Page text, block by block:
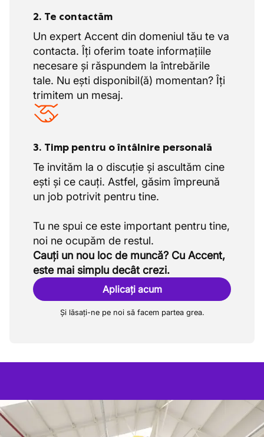
2. Te contactăm
Un expert Accent din domeniul tău te va
contacta. Îți oferim toate informațiile
necesare și răspundem la întrebările
tale. Nu ești disponibil(ă) momentan? Îți
trimitem un mesaj.
3. Timp pentru o întâlnire personală
Te invităm la o discuție și ascultăm cine
ești și ce cauți. Astfel, găsim împreună
un job potrivit pentru tine.
Tu ne spui ce este important pentru tine,
Cauți un nou loc de muncă? Cu Accent,
este mai simplu decât crezi.
Aplicați acum
Și lăsați-ne pe noi să facem partea grea.